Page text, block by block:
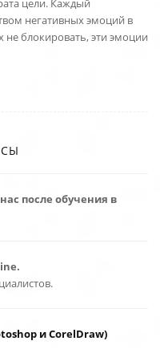
цели. Каждый
негативных эмоций в
не блокировать, эти эмоции
после обучения в
и CorelDraw)